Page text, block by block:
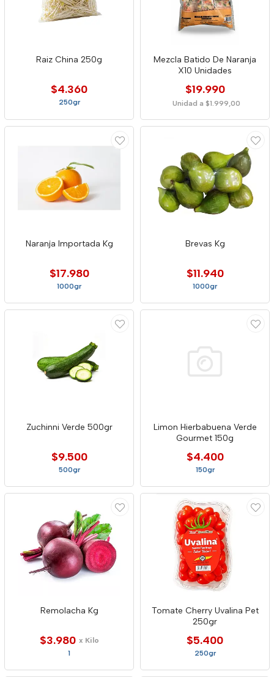
Raiz China 250g
$4.360
250gr
Mezcla Batido De Naranja
X10 Unidades
$19.990
Unidad a $1.999,00
Naranja Importada Kg
$17.980
1000gr
Brevas Kg
$11.940
1000gr
Zuchinni Verde 500gr
$9.500
500gr
Limon Hierbabuena Verde
Gourmet 150g
$4.400
150gr
Remolacha Kg
$3.980 x Kilo
1
Tomate Cherry Uvalina Pet
250gr
$5.400
250gr